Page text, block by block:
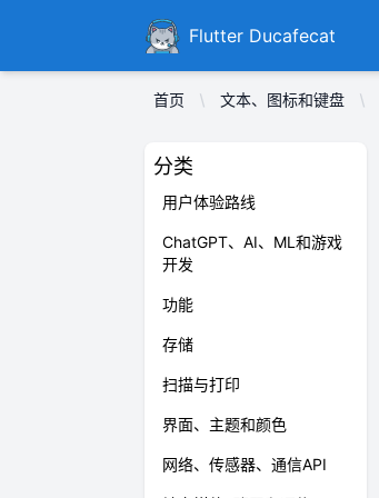
DucafecatFlutter Ducafecat
首页 文本、图标和键盘
分类
用户体验路线
ChatGPT、AI、ML和游戏
开发
功能
存储
扫描与打印
界面、主题和颜色
网络、传感器、通信API